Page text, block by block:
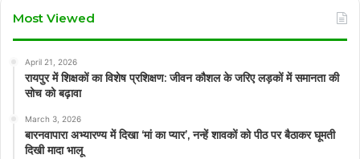
Most Viewed
April 21, 2026
रायपुर में शिक्षकों का विशेष प्रशिक्षण: जीवन कौशल के जरिए लड़कों में समानता की
सोच को बढ़ावा
March 3, 2026
बारनवापारा अभ्यारण्य में दिखा ‘मां का प्यार’, नन्हें शावकों को पीठ पर बैठाकर घूमती
दिखी मादा भालू